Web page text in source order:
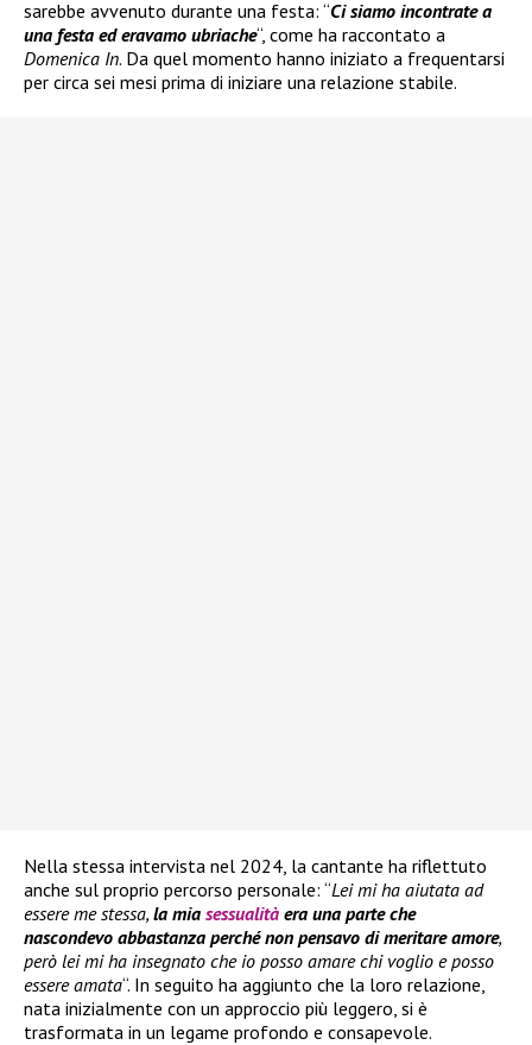
sarebbe avvenuto durante una festa: “Ci siamo incontrate a
una festa ed eravamo ubriache“, come ha raccontato a
Domenica In. Da quel momento hanno iniziato a frequentarsi
per circa sei mesi prima di iniziare una relazione stabile.
Nella stessa intervista nel 2024, la cantante ha riflettuto
anche sul proprio percorso personale: “Lei mi ha aiutata ad
essere me stessa, la mia sessualità era una parte che
nascondevo abbastanza perché non pensavo di meritare amore,
però lei mi ha insegnato che io posso amare chi voglio e posso
essere amata“. In seguito ha aggiunto che la loro relazione,
nata inizialmente con un approccio più leggero, si è
trasformata in un legame profondo e consapevole.